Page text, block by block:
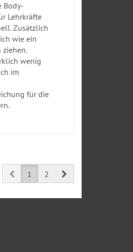
Body-
Lehrkräfte
Zusätzlich
wie ein
ziehen.
wenig
im
für die
Prev1 2 Next